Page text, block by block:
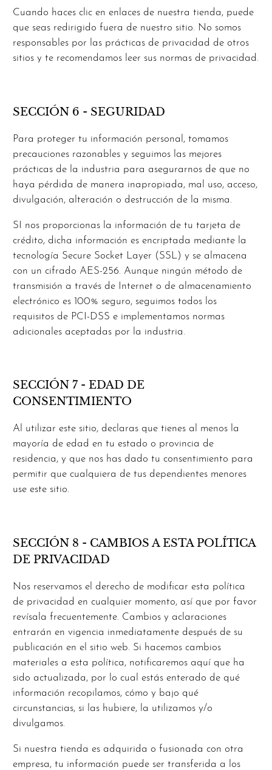
Cuando haces clic en enlaces de nuestra tienda, puede
que seas redirigido fuera de nuestro sitio. No somos
responsables por las prácticas de privacidad de otros
sitios y te recomendamos leer sus normas de privacidad.
SECCIÓN 6 - SEGURIDAD
Para proteger tu información personal, tomamos
precauciones razonables y seguimos las mejores
prácticas de la industria para asegurarnos de que no
haya pérdida de manera inapropiada, mal uso, acceso,
divulgación, alteración o destrucción de la misma.
SI nos proporcionas la información de tu tarjeta de
crédito, dicha información es encriptada mediante la
tecnología Secure Socket Layer (SSL) y se almacena
con un cifrado AES-256. Aunque ningún método de
transmisión a través de Internet o de almacenamiento
electrónico es 100% seguro, seguimos todos los
requisitos de PCI-DSS e implementamos normas
adicionales aceptadas por la industria.
SECCIÓN 7 - EDAD DE
CONSENTIMIENTO
Al utilizar este sitio, declaras que tienes al menos la
mayoría de edad en tu estado o provincia de
residencia, y que nos has dado tu consentimiento para
permitir que cualquiera de tus dependientes menores
use este sitio.
SECCIÓN 8 - CAMBIOS A ESTA POLÍTICA
DE PRIVACIDAD
Nos reservamos el derecho de modificar esta política
de privacidad en cualquier momento, así que por favor
revísala frecuentemente. Cambios y aclaraciones
entrarán en vigencia inmediatamente después de su
publicación en el sitio web. Si hacemos cambios
materiales a esta política, notificaremos aquí que ha
sido actualizada, por lo cual estás enterado de qué
información recopilamos, cómo y bajo qué
circunstancias, si las hubiere, la utilizamos y/o
divulgamos.
Si nuestra tienda es adquirida o fusionada con otra
empresa, tu información puede ser transferida a los